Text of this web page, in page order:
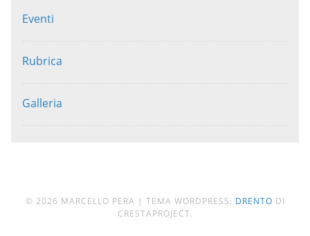
Eventi
Rubrica
Galleria
© 2026 MARCELLO PERA | TEMA WORDPRESS: DRENTO DI
CRESTAPROJECT.